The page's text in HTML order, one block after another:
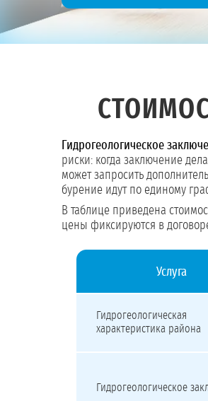
Гидрогеологическое
риски: когда заключение
может запросить
бурение идут по единому
В таблице приведена
цены фиксируются в
Услуга
Гидрогеологическая
характеристика района
Гидрогеологическое